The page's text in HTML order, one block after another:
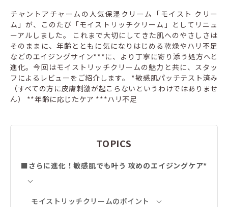
チャントアチャームの人気保湿クリーム「モイスト クリー
ム」が、このたび「モイストリッチクリーム」としてリニュ
ーアルしました。 これまで大切にしてきた肌へのやさしさは
そのままに、年齢とともに気になりはじめる乾燥やハリ不足
などのエイジングサイン***に、より丁寧に寄り添う処方へと
進化。今回はモイストリッチクリームの魅力と共に、スタッ
フによるレビューをご紹介します。 *敏感肌パッチテスト済み
（すべての方に皮膚刺激が起こらないというわけではありませ
ん） **年齢に応じたケア ***ハリ不足
TOPICS
■さらに進化！敏感肌でも叶う 攻めのエイジングケア*
モイストリッチクリームのポイント